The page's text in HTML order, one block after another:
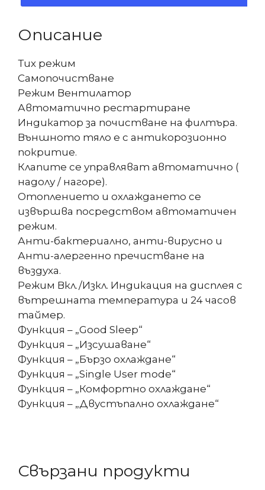
Описание
Тих режим
Самопочистване
Режим Вентилатор
Автоматично рестартиране
Индикатор за почистване на филтъра.
Външното тяло е с антикорозионно
покритие.
Клапите се управляват автоматично (
надолу / нагоре).
Отоплението и охлаждането се
извършва посредством автоматичен
режим.
Анти-бактериално, анти-вирусно и
Анти-алергенно пречистване на
въздуха.
Режим Вкл./Изкл. Индикация на дисплея с
вътрешната температура и 24 часов
таймер.
Функция – „Good Sleep“
Функция – „Изсушаване“
Функция – „Бързо охлаждане“
Функция – „Single User mode“
Функция – „Комфортно охлаждане“
Функция – „Двустъпално охлаждане“
Свързани продукти